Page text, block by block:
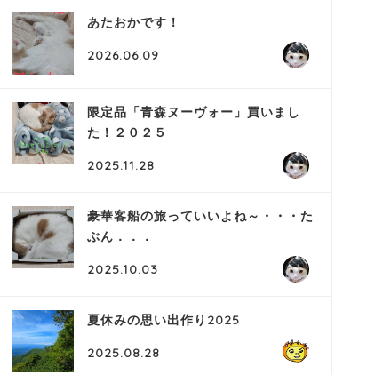
あたおかです！
2026.06.09
限定品「青森ヌーヴォー」買いまし
た！２０２５
2025.11.28
豪華客船の旅っていいよね～・・・た
ぶん．．．
2025.10.03
夏休みの思い出作り2025
2025.08.28